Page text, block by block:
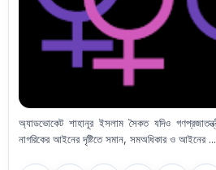
অ্যাডভোকেট শাহানূর ইসলাম সৈকত যদিও গণপ্রজাতন্ত্রী বাংলাদেশ সংবিধান রাষ্ট্রের প্রতিটি
নাগরিকের আইনের দৃষ্টিতে সমান, সমঅধিকার ও আইনের ...